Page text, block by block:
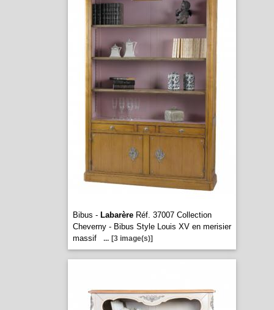
Bibus - LabarèreRéf. 37007 Collection
Cheverny - Bibus Style Louis XV en merisier
massif
... [3 image(s)]